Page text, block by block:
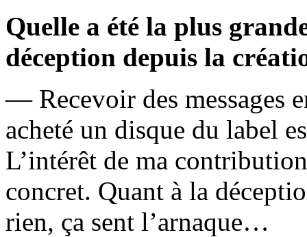
Quelle a été la plus
déception depuis la
— Recevoir des messages
acheté un disque du label
L’intérêt de ma
concret. Quant à la
rien, ça sent l’arnaque…